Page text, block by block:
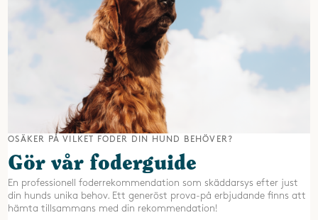
OSÄKER PÅ VILKET FODER DIN HUND BEHÖVER?
Gör vår foderguide
En professionell foderrekommendation som skäddarsys efter just
din hunds unika behov. Ett generöst prova-på erbjudande finns att
hämta tillsammans med din rekommendation!